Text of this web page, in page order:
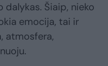
Šiaip, nieko
emocija, tai ir
atmosfera,